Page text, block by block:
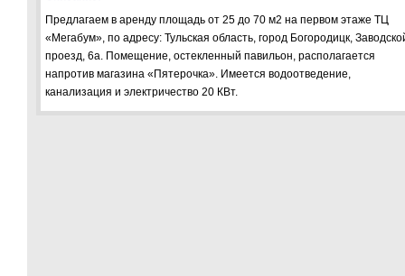
Предлагаем в аренду площадь от 25 до 70 м2 на первом этаже ТЦ
«Мегабум», по адресу: Тульская область, город Богородицк,
проезд, 6а. Помещение, остекленный павильон, располагается
напротив магазина «Пятерочка». Имеется водоотведение,
канализация и электричество 20 КВт.